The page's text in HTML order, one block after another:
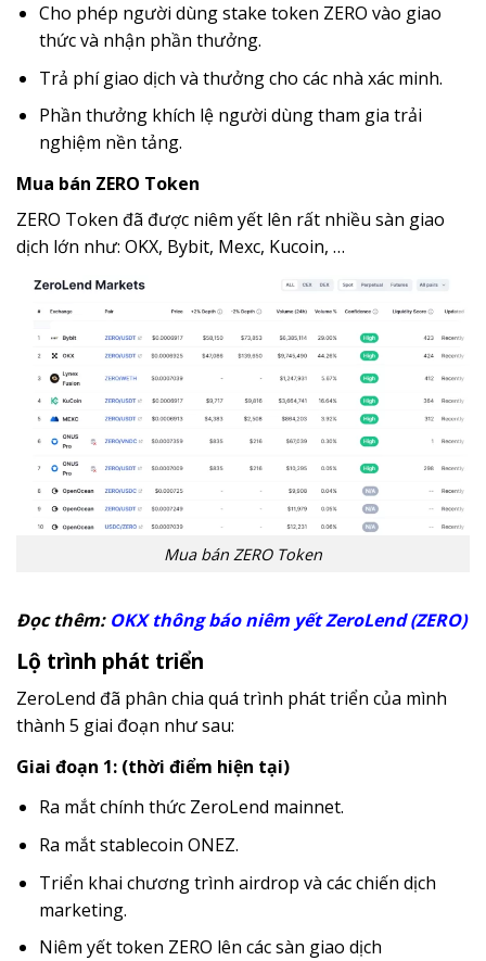
Cho phép người dùng stake token ZERO vào giao
thức và nhận phần thưởng.
Trả phí giao dịch và thưởng cho các nhà xác minh.
Phần thưởng khích lệ người dùng tham gia trải
nghiệm nền tảng.
Mua bán ZERO Token
ZERO Token đã được niêm yết lên rất nhiều sàn giao
dịch lớn như: OKX, Bybit, Mexc, Kucoin, …
Mua bán ZERO Token
Đọc thêm: OKX thông báo niêm yết ZeroLend (ZERO)
Lộ trình phát triển
ZeroLend đã phân chia quá trình phát triển của mình
thành 5 giai đoạn như sau:
Giai đoạn 1: (thời điểm hiện tại)
Ra mắt chính thức ZeroLend mainnet.
Ra mắt stablecoin ONEZ.
Triển khai chương trình airdrop và các chiến dịch
marketing.
Niêm yết token ZERO lên các sàn giao dịch